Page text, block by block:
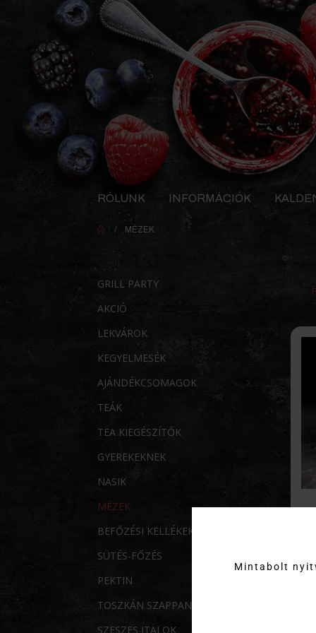
RÓLUNK INFORMÁCIÓK
MÉZEK
GRILL PARTY
AKCIÓ
LEKVÁROK
KEGYELMESÉK
AJÁNDÉKCSOMAGOK
TEÁK
TEA KIEGÉSZÍTŐK
GYEREKEKNEK
NASIK
MÉZEK
BEFŐZÉSI KELLÉKEK
SÜTÉS-FŐZÉS
PEKTIN
TOSZKÁN SZAPPANOK
SZESZES ITALOK
Mintabolt